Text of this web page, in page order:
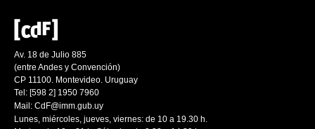
Av. 18 de Julio 885
(entre Andes y Convención)
CP 11100. Montevideo. Uruguay
Tel: [598 2] 1950 7960
Mail: CdF@imm.gub.uy
Lunes, miércoles, jueves, viernes: de 10 a 19.30 h.